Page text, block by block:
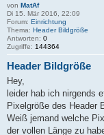
von MatAf
Di 15. Mär 2016, 22:09
Forum: Einrichtung
Thema: Header Bildgröße
Antworten: 0
Zugriffe: 144364
Header Bildgröße
Hey,
leider hab ich nirgends
Pixelgröße des Header
Weiß jemand welche
der vollen Länge zu